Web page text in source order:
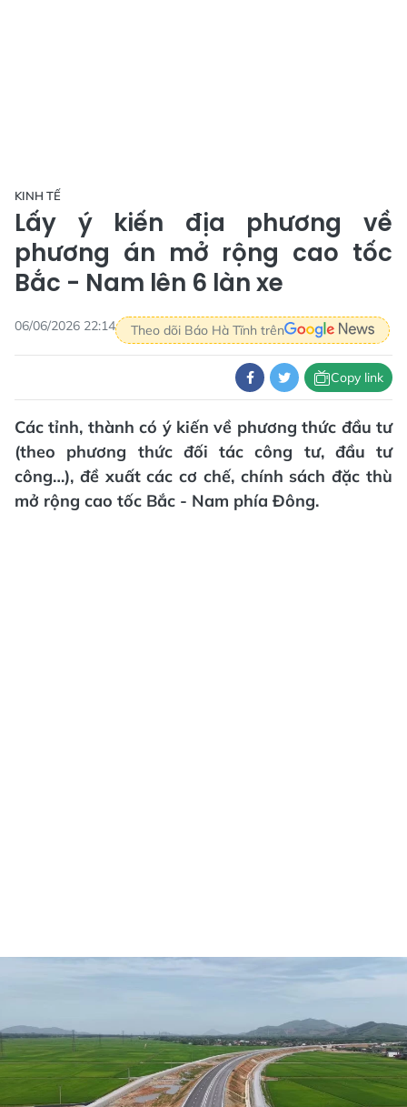
KINH TẾ
Lấy ý kiến địa phương về
phương án mở rộng cao tốc
Bắc - Nam lên 6 làn xe
06/06/2026 22:14 Theo dõi Báo Hà Tĩnh trên
Copy link
Các tỉnh, thành có ý kiến về phương thức đầu tư
(theo phương thức đối tác công tư, đầu tư
công…), đề xuất các cơ chế, chính sách đặc thù
mở rộng cao tốc Bắc - Nam phía Đông.